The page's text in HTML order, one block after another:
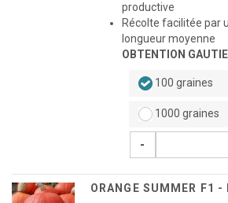
productive
Récolte facilitée par
longueur moyenne
OBTENTION
100 graines
1000 graines
-
ORANGE SUMMER F1 -